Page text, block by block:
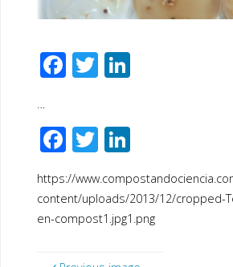
F
b
o
o
k
T
er
Li
e
dI
n
…
F
ac
e
b
T
tt
er
Li
k
e
https://
content/uploads/2013/12/cropped-
en-compost1.jpg1.png